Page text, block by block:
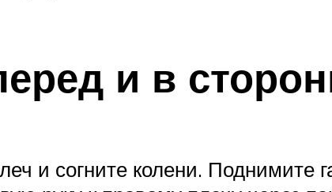
и в
и согните колени. Поднимите